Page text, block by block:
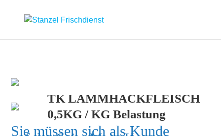
TK LAMMHACKFLEISCH
0,5KG / KG Belastung
Sie müssen sich als Kunde